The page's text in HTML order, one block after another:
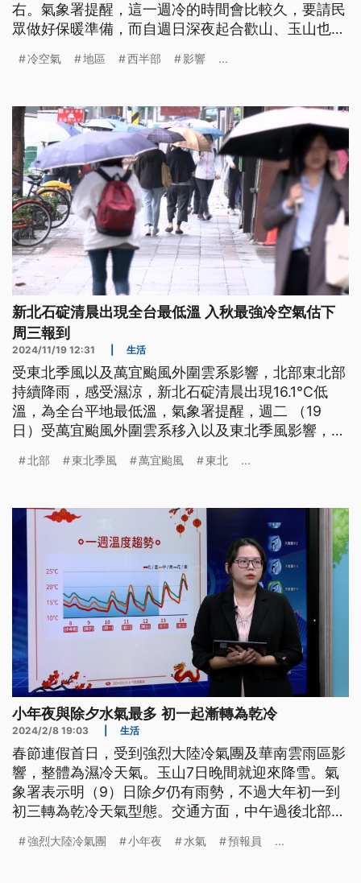
右。氣象署提醒，這一週冷的時間會比較久，要請民
眾做好保暖準備，而自週日深夜起合歡山、玉山也陸
冷空氣 地區 西半部 影響 ...
新北石碇清晨出現全台最低溫 入秋最強冷空氣估下
周三報到
2024/11/19 12:31 生活
受東北季風以及萬宜颱風外圍雲系影響，北部東北部
持續降雨，感受濕涼，新北石碇清晨出現16.1°C低
溫，為全台平地最低溫，氣象署提醒，週二 （19
日）受萬宜颱風外圍雲系移入以及東北季風影響，北
冷空氣南下，屆時將會是偏乾冷的天氣型態。
北部 東北季風 萬宜颱風 東北 ...
小年夜與除夕水氣最多 初一起漸轉為乾冷
2024/2/8 19:03 生活
春節連假首日，受到強烈大陸冷氣團及華南雲雨區影
響，整體為濕冷天氣。玉山7日晚間就迎來降雪。氣
象署表示明（9）日除夕仍有雨勢，不過大年初一到
初三轉為乾冷天氣型態。交通方面，中午過後北部國
也是車多不好走。
強烈大陸冷氣團 小年夜 水氣 預報員 ...